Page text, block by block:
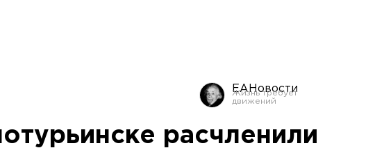
ЕАНовости
расчленили